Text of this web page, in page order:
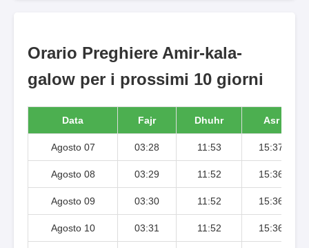
Orario Preghiere Amir-kala-
galow per i prossimi 10 giorni
Data Fajr Dhuhr Asr
Agosto 07 03:28 11:53 15:37
Agosto 08 03:29 11:52 15:36
Agosto 09 03:30 11:52 15:36
Agosto 10 03:31 11:52 15:36